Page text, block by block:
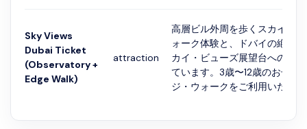
Sky Views
Dubai Ticket
(Observatory +
Edge Walk)
attraction
高層ビル外周を歩くスカイ・
ォーク体験と、ドバイの絶景
カイ・ビューズ展望台への入
ています。3歳〜12歳のお子さ
ジ・ウォークをご利用いただ